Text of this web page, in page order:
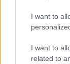
I want to
I want to
related to
akik attól
Nap szépen
elszívjuk belőle
mint ahogy